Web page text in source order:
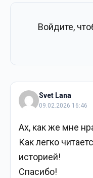
Войдите,
Svet Lana
09.02.2026 16:46
Ах, как же мне
Как легко
историей!
Спасибо!